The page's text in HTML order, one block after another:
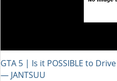
GTA 5 | Is it POSSIBLE to
― JANTSUU